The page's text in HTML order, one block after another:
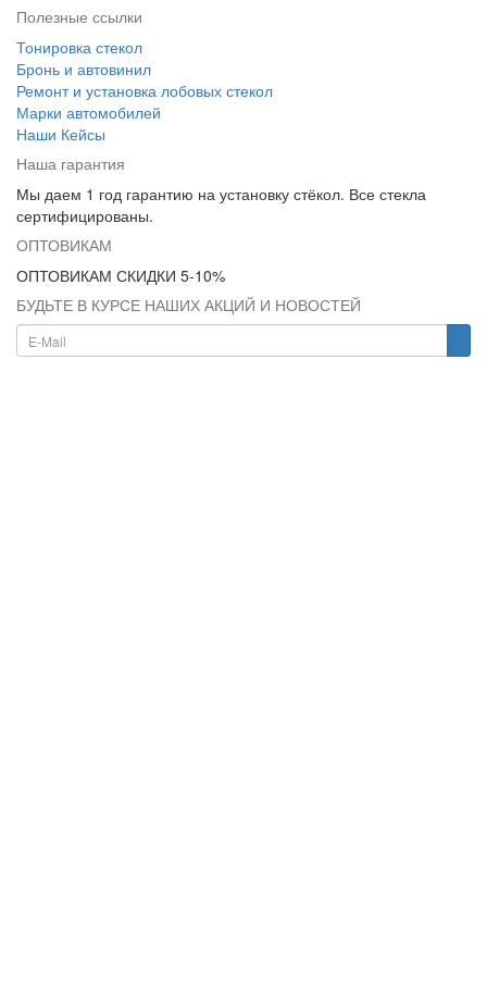
Полезные ссылки
Тонировка стекол
Бронь и автовинил
Ремонт и установка лобовых стекол
Марки автомобилей
Наши Кейсы
Наша гарантия
Мы даем 1 год гарантию на установку стёкол. Все стекла
сертифицированы.
ОПТОВИКАМ
ОПТОВИКАМ СКИДКИ 5-10%
БУДЬТЕ В КУРСЕ НАШИХ АКЦИЙ И НОВОСТЕЙ